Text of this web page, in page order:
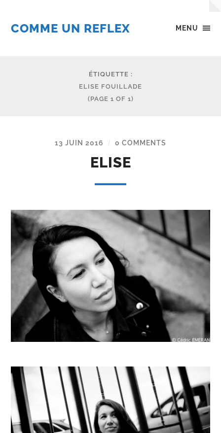
MENU
COMME UN REFLEX
ÉTIQUETTE :
ELISE FOUILLADE
(PAGE 1 OF 1)
13 JUIN 2016 / 0 COMMENTS
ELISE